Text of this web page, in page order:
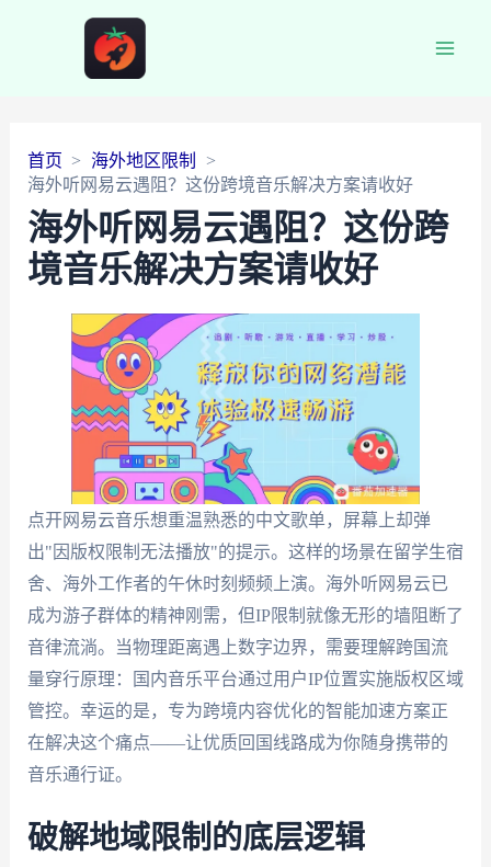
首页
海外地区限制
海外听网易云遇阻？这份跨境音乐解决方案请收好
海外听网易云遇阻？这份跨
境音乐解决方案请收好
点开网易云音乐想重温熟悉的中文歌单，屏幕上却弹
出"因版权限制无法播放"的提示。这样的场景在留学生宿
舍、海外工作者的午休时刻频频上演。海外听网易云已
成为游子群体的精神刚需，但IP限制就像无形的墙阻断了
音律流淌。当物理距离遇上数字边界，需要理解跨国流
量穿行原理：国内音乐平台通过用户IP位置实施版权区域
管控。幸运的是，专为跨境内容优化的智能加速方案正
在解决这个痛点——让优质回国线路成为你随身携带的
音乐通行证。
破解地域限制的底层逻辑